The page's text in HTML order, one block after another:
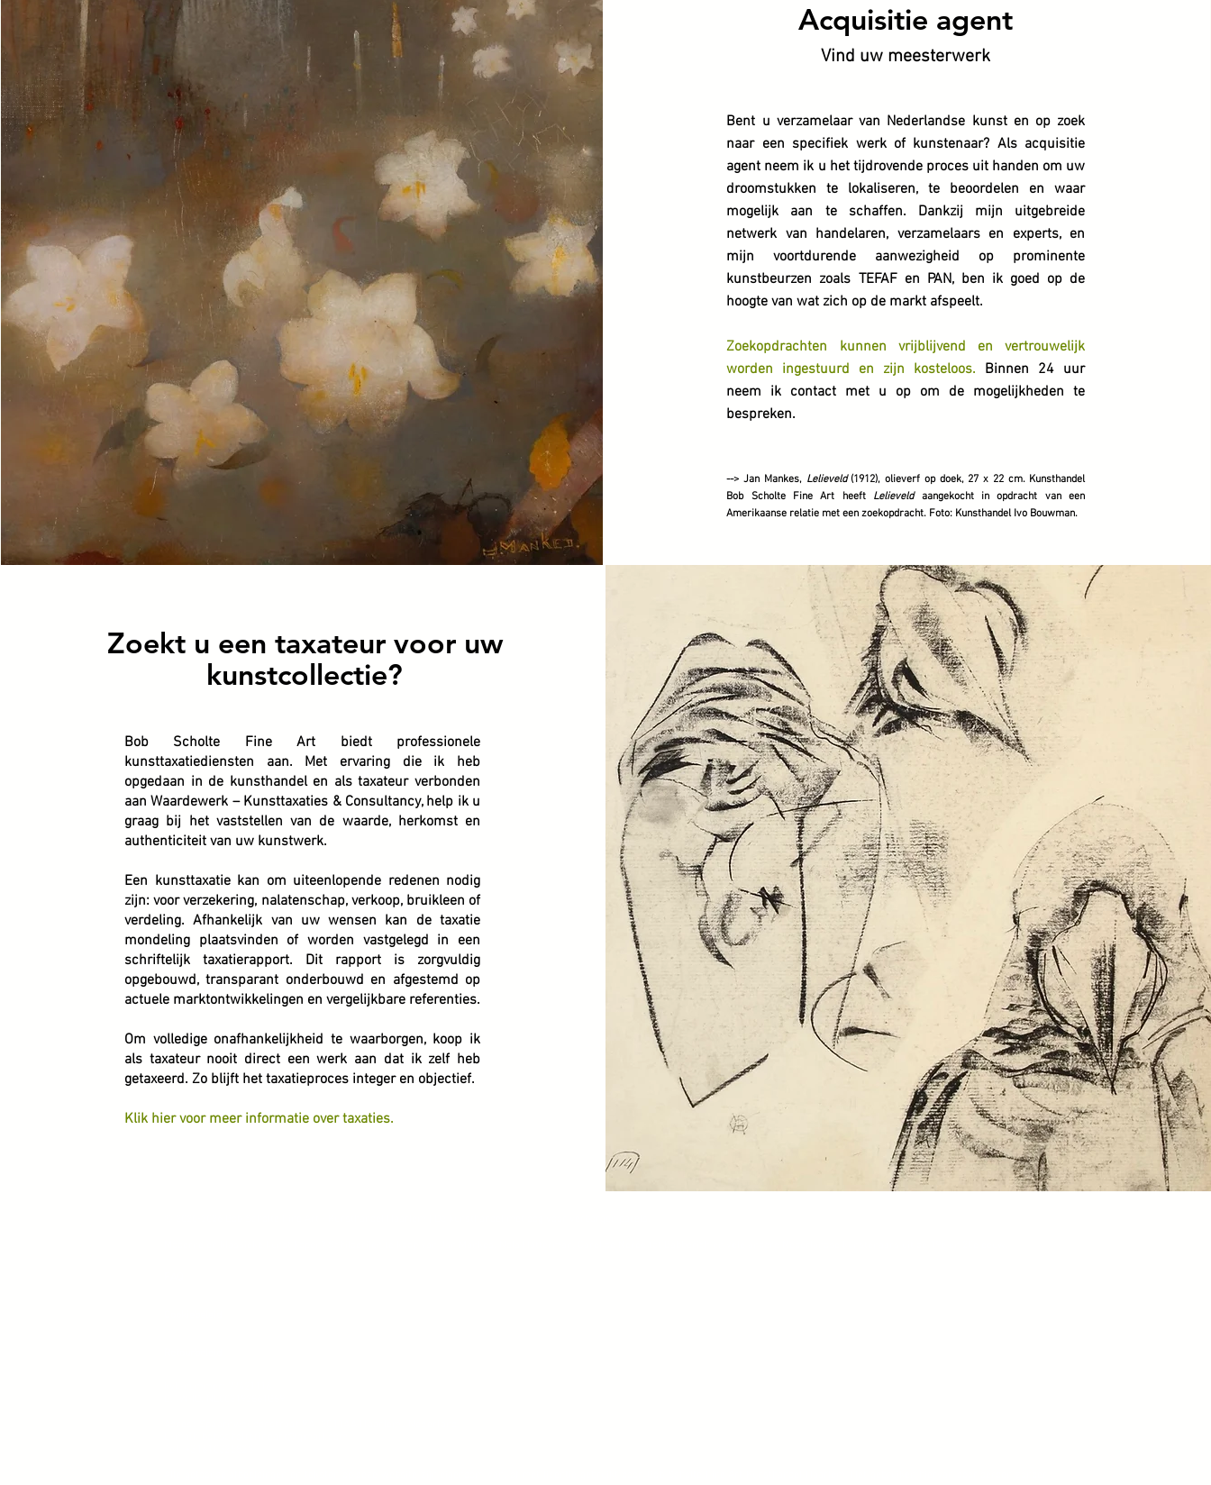
Acquisitie agent
Vind uw meesterwerk
Bent u verzamelaar van Nederlandse kunst en op zoek
naar een specifiek werk of kunstenaar? Als acquisitie
agent neem ik u het tijdrovende proces uit handen om uw
droomstukken te lokaliseren, te beoordelen en waar
mogelijk aan te schaffen. Dankzij mijn uitgebreide
netwerk van handelaren, verzamelaars en experts, en
mijn voortdurende aanwezigheid op prominente
kunstbeurzen zoals TEFAF en PAN, ben ik goed op de
hoogte van wat zich op de markt afspeelt.
Zoekopdrachten kunnen vrijblijvend en vertrouwelijk
worden ingestuurd en zijn kosteloos. Binnen 24 uur
neem ik contact met u op om de mogelijkheden te
bespreken.
--> Jan Mankes, Lelieveld (1912), olieverf op doek, 27 x 22 cm. Kunsthandel
Bob Scholte Fine Art heeft Lelieveldaangekocht in opdracht van een
Amerikaanse relatie met een zoekopdracht. Foto: Kunsthandel Ivo Bouwman.
Zoekt u een taxateur voor uw
kunstcollectie?
Bob Scholte Fine Art biedt professionele
kunsttaxatiediensten aan. Met ervaring die ik heb
opgedaan in de kunsthandel en als taxateur verbonden
aan Waardewerk – Kunsttaxaties & Consultancy, help ik u
graag bij het vaststellen van de waarde, herkomst en
authenticiteit van uw kunstwerk.
Een kunsttaxatie kan om uiteenlopende redenen nodig
zijn: voor verzekering, nalatenschap, verkoop, bruikleen of
verdeling. Afhankelijk van uw wensen kan de taxatie
mondeling plaatsvinden of worden vastgelegd in een
schriftelijk taxatierapport. Dit rapport is zorgvuldig
opgebouwd, transparant onderbouwd en afgestemd op
actuele marktontwikkelingen en vergelijkbare referenties.
Om volledige onafhankelijkheid te waarborgen, koop ik
als taxateur nooit direct een werk aan dat ik zelf heb
getaxeerd. Zo blijft het taxatieproces integer en objectief.
Klik hier voor meer informatie over taxaties.